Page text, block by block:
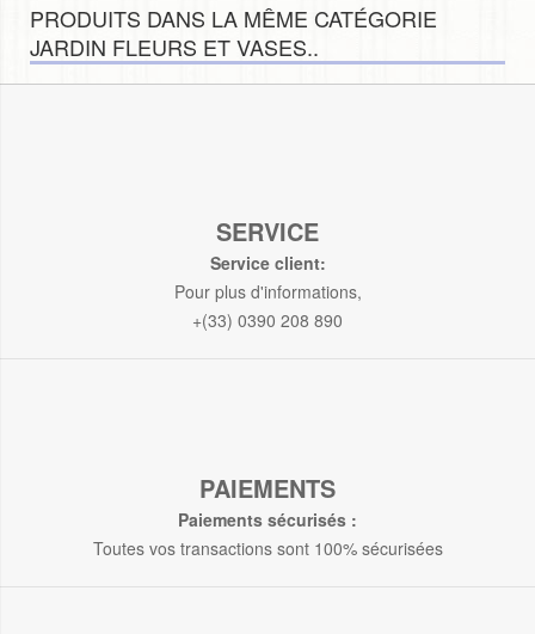
PRODUITS DANS LA MÊME CATÉGORIE
JARDIN FLEURS ET VASES..
SERVICE
Service client:
Pour plus d'informations,
+(33) 0390 208 890
PAIEMENTS
Paiements sécurisés :
Toutes vos transactions sont 100% sécurisées